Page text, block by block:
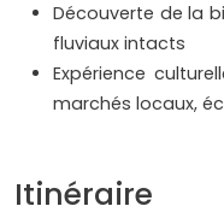
Découverte de la
fluviaux intacts
Expérience
marchés locaux,
Itinéraire